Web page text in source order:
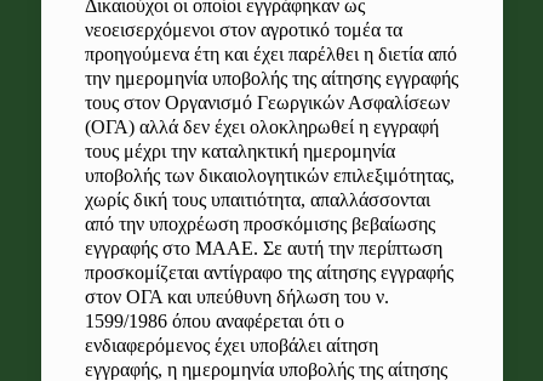
Δικαιούχοι οι οποίοι εγγράφηκαν ως
νεοεισερχόμενοι στον αγροτικό τομέα τα
προηγούμενα έτη και έχει παρέλθει η διετία από
την ημερομηνία υποβολής της αίτησης εγγραφής
τους στον Οργανισμό Γεωργικών Ασφαλίσεων
(ΟΓΑ) αλλά δεν έχει ολοκληρωθεί η εγγραφή
τους μέχρι την καταληκτική ημερομηνία
υποβολής των δικαιολογητικών επιλεξιμότητας,
χωρίς δική τους υπαιτιότητα, απαλλάσσονται
από την υποχρέωση προσκόμισης βεβαίωσης
εγγραφής στο ΜΑΑΕ. Σε αυτή την περίπτωση
προσκομίζεται αντίγραφο της αίτησης εγγραφής
στον ΟΓΑ και υπεύθυνη δήλωση του ν.
1599/1986 όπου αναφέρεται ότι ο
ενδιαφερόμενος έχει υποβάλει αίτηση
εγγραφής, η ημερομηνία υποβολής της αίτησης